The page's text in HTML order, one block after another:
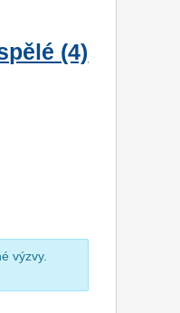
(4)
výzvy.